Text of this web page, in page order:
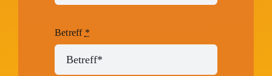
Betreff *